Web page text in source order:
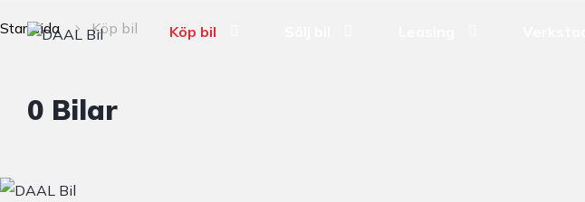
Köp bil
Startsida Köp bil
0 Bilar